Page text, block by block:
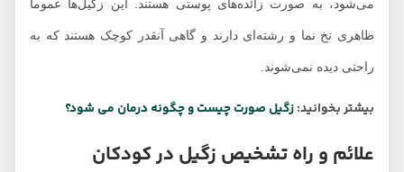
می‌شود، به صورت زائده‌های پوستی هستند. این زگیل‌ها عموماً
ظاهری نخ نما و رشته‌ای دارند و گاهی آنقدر کوچک هستند که به
راحتی دیده نمی‌شوند.
بیشتر بخوانید:زگیل صورت چیست و چگونه درمان می شود؟
علائم و راه تشخیص زگیل در کودکان